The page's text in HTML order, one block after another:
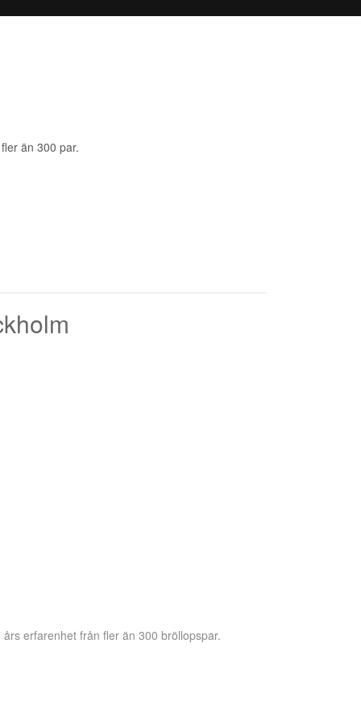
än 300 par.
erfarenhet från fler än 300 bröllopspar.